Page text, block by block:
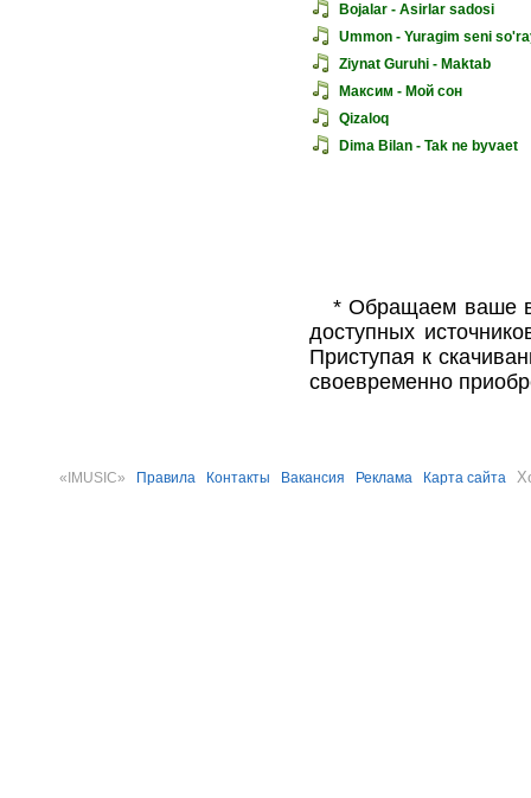
Bojalar - Asirlar sadosi
Ummon - Yuragim seni
Ziynat Guruhi - Maktab
Максим - Мой сон
Qizaloq
Dima Bilan - Tak ne byvaet
* Обращаем ваше
доступных
Приступая к
своевременно
«IMUSIC» Правила Контакты Вакансия Реклама Карта сайта